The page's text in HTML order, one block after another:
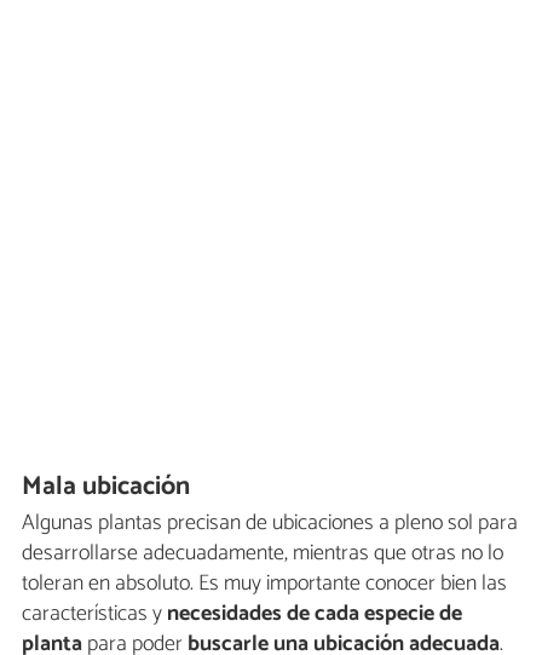
Mala ubicación
Algunas plantas precisan de ubicaciones a pleno sol para
desarrollarse adecuadamente, mientras que otras no lo
toleran en absoluto. Es muy importante conocer bien las
características ynecesidades de cada especie de
plantapara poderbuscarle una ubicación adecuada.